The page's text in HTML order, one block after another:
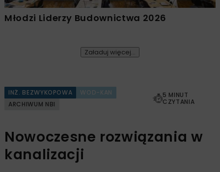
Młodzi Liderzy Budownictwa 2026
Załaduj więcej...
INŻ. BEZWYKOPOWA
WOD-KAN
ARCHIWUM NBI
5 MINUT
CZYTANIA
Nowoczesne rozwiązania w
kanalizacji